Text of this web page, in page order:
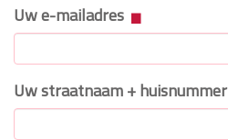
Uw e-mailadres
Uw straatnaam + huisnummer